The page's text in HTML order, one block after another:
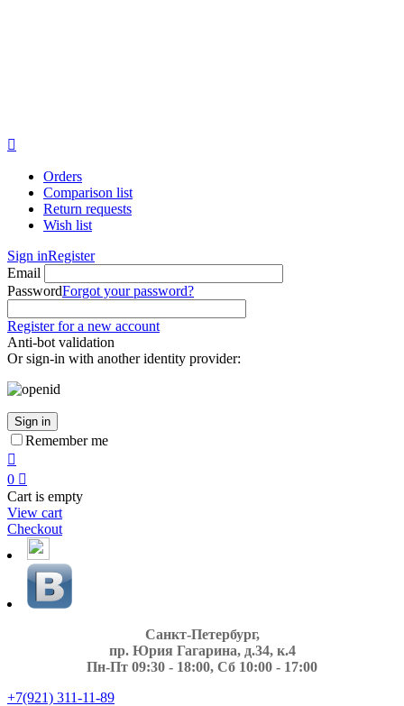

Orders
Comparison list
Return requests
Wish list
Sign inRegister
Email
PasswordForgot your password?
Register for a new account
Anti-bot validation
Or sign-in with another identity provider:
Sign in
Remember me

0 
Cart is empty
View cart
Checkout
Санкт-Петербург,
пр. Юрия Гагарина, д.34, к.4
Пн-Пт 09:30 - 18:00, Сб 10:00 - 17:00
+7(921) 311-11-89